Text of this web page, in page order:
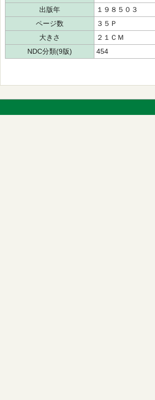
出版年
１９８５０３
ページ数
３５Ｐ
大きさ
２１ＣＭ
NDC分類(9版)
454